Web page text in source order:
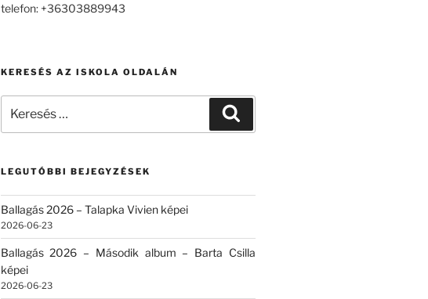
telefon: +36303889943
KERESÉS AZ ISKOLA OLDALÁN
következő
LEGUTÓBBI BEJEGYZÉSEK
Ballagás 2026 – Talapka Vivien képei
2026-06-23
Ballagás 2026 – Második album – Barta Csilla
képei
2026-06-23